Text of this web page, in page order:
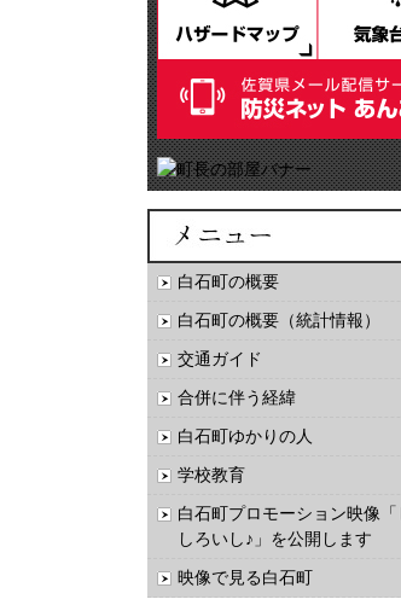
白石町の概要
白石町の概要（統計情報）
交通ガイド
合併に伴う経緯
白石町ゆかりの人
学校教育
白石町プロモーション映像「
しろいし♪」を公開します
映像で見る白石町